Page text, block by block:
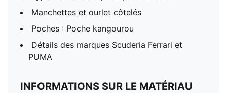
Manchettes et ourlet côtelés
Poches : Poche kangourou
Détails des marques Scuderia Ferrari et
PUMA
INFORMATIONS SUR LE MATÉRIAU